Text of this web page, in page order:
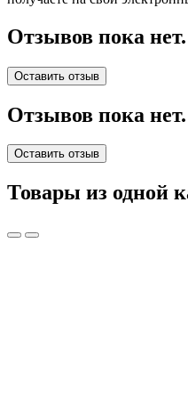
Отзывов пока
Оставить отзыв
Отзывов пока
Оставить отзыв
Товары из одной